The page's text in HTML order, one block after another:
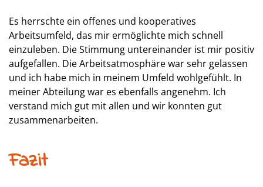
Es herrschte ein offenes und kooperatives
Arbeitsumfeld, das mir ermöglichte mich schnell
einzuleben. Die Stimmung untereinander ist mir positiv
aufgefallen. Die Arbeitsatmosphäre war sehr gelassen
und ich habe mich in meinem Umfeld wohlgefühlt. In
meiner Abteilung war es ebenfalls angenehm. Ich
verstand mich gut mit allen und wir konnten gut
zusammenarbeiten.
Fazit